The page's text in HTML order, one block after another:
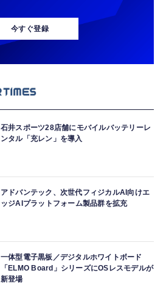
今すぐ登録
石井スポーツ28店舗にモバイルバッテリーレ
ンタル「充レン」を導入
アドバンテック、次世代フィジカルAI向けエ
ッジAIプラットフォーム製品群を拡充
一体型電子黒板／デジタルホワイトボード
「ELMO Board」シリーズにOSレスモデルが
新登場